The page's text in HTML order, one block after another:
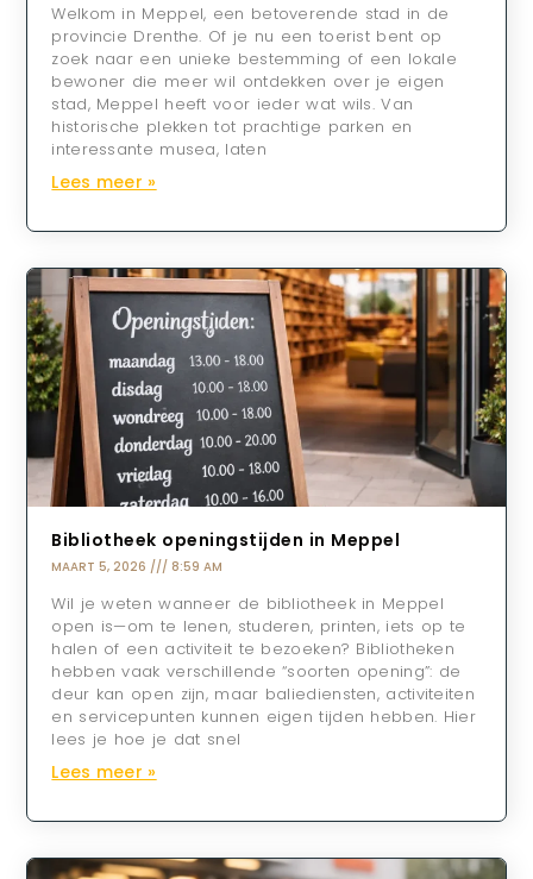
Welkom in Meppel, een betoverende stad in de
provincie Drenthe. Of je nu een toerist bent op
zoek naar een unieke bestemming of een lokale
bewoner die meer wil ontdekken over je eigen
stad, Meppel heeft voor ieder wat wils. Van
historische plekken tot prachtige parken en
interessante musea, laten
Lees meer »
Bibliotheek openingstijden in Meppel
MAART 5, 2026 8:59 AM
Wil je weten wanneer de bibliotheek in Meppel
open is—om te lenen, studeren, printen, iets op te
halen of een activiteit te bezoeken? Bibliotheken
hebben vaak verschillende “soorten opening”: de
deur kan open zijn, maar baliediensten, activiteiten
en servicepunten kunnen eigen tijden hebben. Hier
lees je hoe je dat snel
Lees meer »